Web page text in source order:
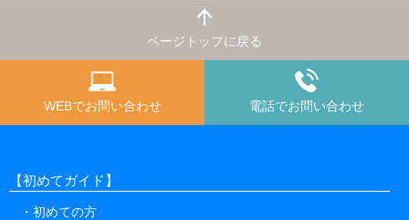
ページトップに戻る
WEBでお問い合わせ 電話でお問い合わせ
【初めてガイド】
初めての方